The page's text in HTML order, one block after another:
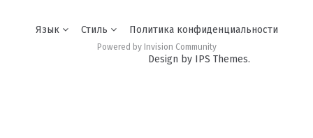
Язык Стиль Политика конфиденциальности
Powered by Invision Community
Design by IPS Themes.